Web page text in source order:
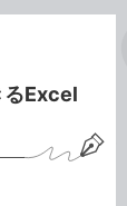
るExcel